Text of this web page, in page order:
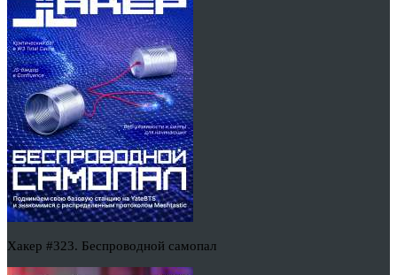
Хакер #323. Беспроводной самопал